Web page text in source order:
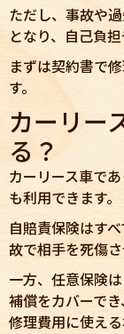
ただし、事故や
となり、自己負
まずは契約書で
す。
カーリー
る？
カーリース車で
も利用できます。
自賠責保険はす
故で相手を死傷
一方、任意保険
補償をカバーで
修理費用に使え